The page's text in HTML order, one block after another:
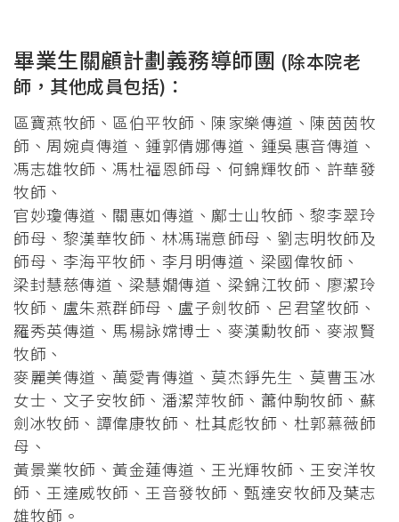
畢業生關顧計劃義務導師團 (除本院老
師，其他成員包括)：
區寶燕牧師、區伯平牧師、陳家樂傳道、陳茵茵牧
師、周婉貞傳道、鍾郭倩娜傳道、鍾吳惠音傳道、
馮志雄牧師、馮杜福恩師母、何錦輝牧師、許華發
牧師、
官妙瓊傳道、關惠如傳道、鄺士山牧師、黎李翠玲
師母、黎漢華牧師、林馮瑞意師母、劉志明牧師及
師母、李海平牧師、李月明傳道、梁國偉牧師、
梁封慧慈傳道、梁慧嫺傳道、梁錦江牧師、廖潔玲
牧師、盧朱燕群師母、盧子劍牧師、呂君望牧師、
羅秀英傳道、馬楊詠嫦博士、麥漢勳牧師、麥淑賢
牧師、
麥麗美傳道、萬愛青傳道、莫杰錚先生、莫曹玉冰
女士、文子安牧師、潘潔萍牧師、蕭仲駒牧師、蘇
劍冰牧師、譚偉康牧師、杜其彪牧師、杜郭慕薇師
母、
黃景業牧師、黃金蓮傳道、王光輝牧師、王安洋牧
師、王達威牧師、王音發牧師、甄達安牧師及葉志
雄牧師。